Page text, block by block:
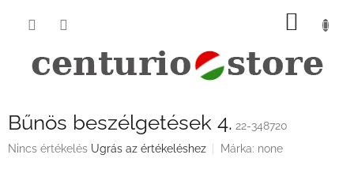
KOSÁR
Bűnös beszélgetések 4. 22-348720
A
Nincs értékelés Ugrás az értékeléshez Márka: none